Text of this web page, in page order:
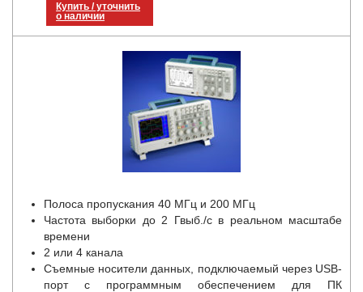
Купить / уточнить
о наличии
Полоса пропускания 40 МГц и 200 МГц
Частота выборки до 2 Гвыб./с в реальном масштабе
времени
2 или 4 канала
Съемные носители данных, подключаемый через USB-
порт с программным обеспечением для ПК